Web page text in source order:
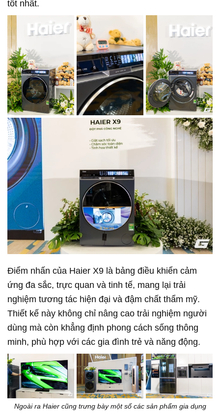
tốt nhất.
Điểm nhấn của Haier X9 là bảng điều khiển cảm
ứng đa sắc, trực quan và tinh tế, mang lại trải
nghiệm tương tác hiện đại và đậm chất thẩm mỹ.
Thiết kế này không chỉ nâng cao trải nghiệm người
dùng mà còn khẳng định phong cách sống thông
minh, phù hợp với các gia đình trẻ và năng động.
Ngoài ra Haier cũng trưng bày một số các sản phẩm gia dụng